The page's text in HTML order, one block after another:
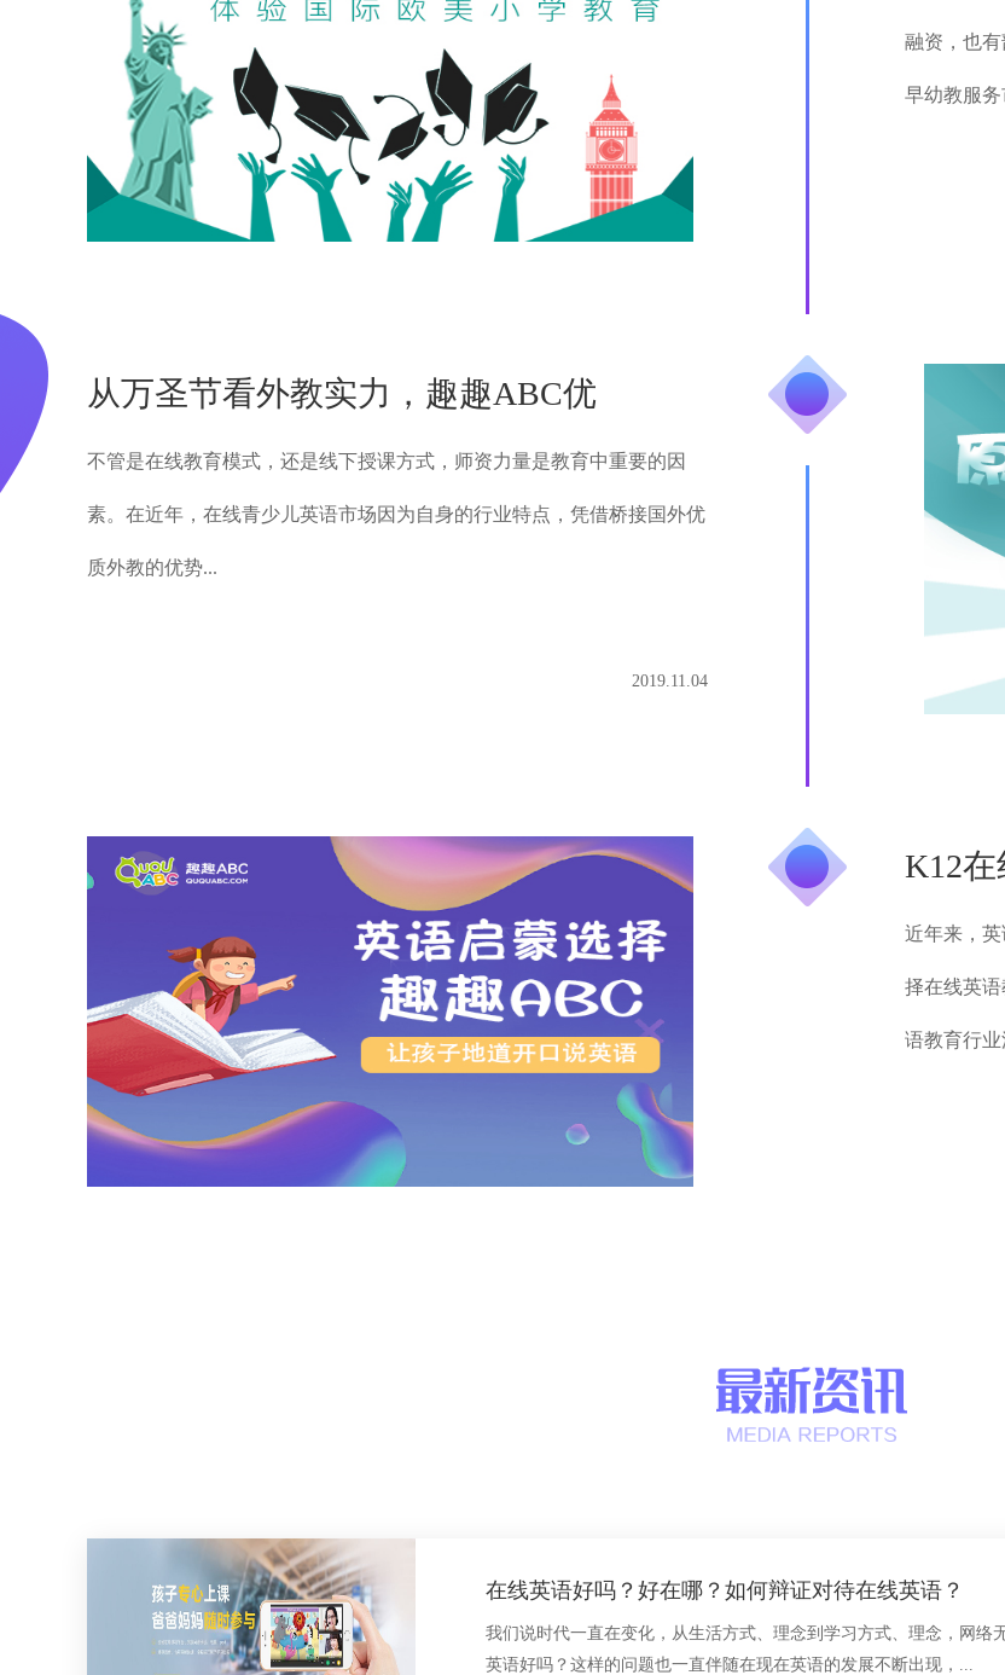
融资，也
早幼教服务
从万圣节看外教实力，趣趣ABC优
不管是在线教育模式，还是线下授课方式，师资力量是教育中重要的因
素。在近年，在线青少儿英语市场因为自身的行业特点，凭借桥接国外优
质外教的优势...
2019.11.04
K12在
近年来，
择在线英
语教育行业
在线英语好吗？好在哪？如何辩证对待在线英语？
我们说时代一直在变化，从生活方式、理念到学习方式、理念，网络
英语好吗？这样的问题也一直伴随在现在英语的发展不断出现，...